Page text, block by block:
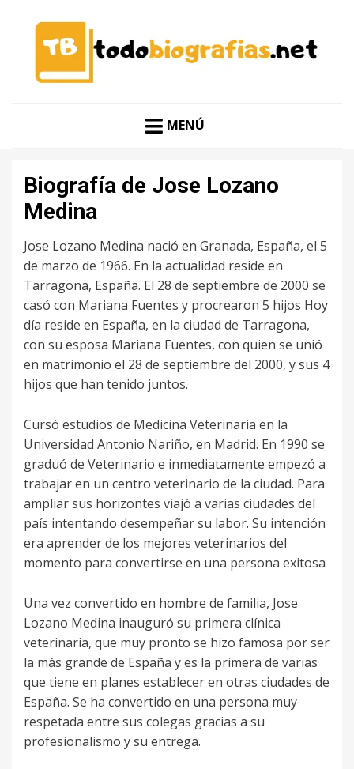
TODO BIOGRAFÍAS
MENÚ
Biografía de Jose Lozano
Medina
Jose Lozano Medina nació en Granada, España, el 5
de marzo de 1966. En la actualidad reside en
Tarragona, España. El 28 de septiembre de 2000 se
casó con Mariana Fuentes y procrearon 5 hijos Hoy
día reside en España, en la ciudad de Tarragona,
con su esposa Mariana Fuentes, con quien se unió
en matrimonio el 28 de septiembre del 2000, y sus 4
hijos que han tenido juntos.
Cursó estudios de Medicina Veterinaria en la
Universidad Antonio Nariño, en Madrid. En 1990 se
graduó de Veterinario e inmediatamente empezó a
trabajar en un centro veterinario de la ciudad. Para
ampliar sus horizontes viajó a varias ciudades del
país intentando desempeñar su labor. Su intención
era aprender de los mejores veterinarios del
momento para convertirse en una persona exitosa
Una vez convertido en hombre de familia, Jose
Lozano Medina inauguró su primera clínica
veterinaria, que muy pronto se hizo famosa por ser
la más grande de España y es la primera de varias
que tiene en planes establecer en otras ciudades de
España. Se ha convertido en una persona muy
respetada entre sus colegas gracias a su
profesionalismo y su entrega.